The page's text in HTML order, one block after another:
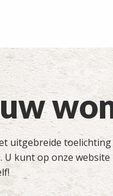
uitgebreide
kunt op onze